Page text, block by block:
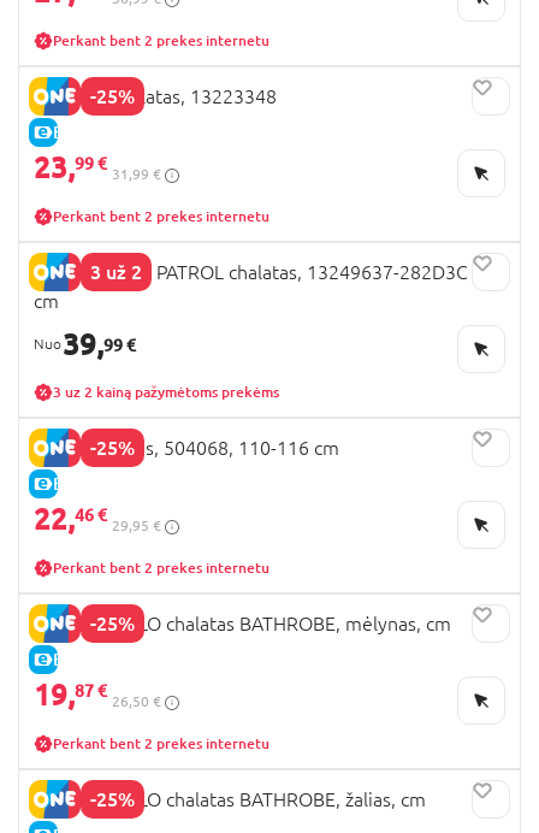
Perkant bent 2 prekes internetu
-25%
E-KAINA
NAME IT chalatas, 13223348
23,99 €
31,99 €
Perkant bent 2 prekes internetu
3 už 2
NAME IT PAW PATROL chalatas, 13249637-282D3C 104
cm
39,99 €
3 uz 2 kainą pažymėtoms prekėms
-25%
E-KAINA
NEXT chalatas, 504068, 110-116 cm
22,46 €
29,95 €
Perkant bent 2 prekes internetu
-25%
E-KAINA
COCCODRILLO chalatas BATHROBE, mėlynas, cm
19,87 €
26,50 €
Perkant bent 2 prekes internetu
-25%
COCCODRILLO chalatas BATHROBE, žalias, cm